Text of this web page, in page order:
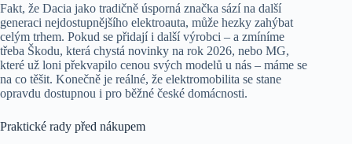
Fakt, že Dacia jako tradičně úsporná značka sází na další
generaci nejdostupnějšího elektroauta, může hezky zahýbat
celým trhem. Pokud se přidají i další výrobci – a zmíníme
třeba Škodu, která chystá novinky na rok 2026, nebo MG,
které už loni překvapilo cenou svých modelů u nás – máme se
na co těšit. Konečně je reálné, že elektromobilita se stane
opravdu dostupnou i pro běžné české domácnosti.
Praktické rady před nákupem